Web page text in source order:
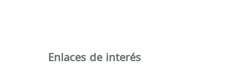
Enlaces de interés